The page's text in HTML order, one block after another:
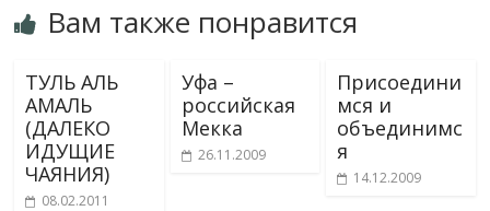
b
o
k
er o
kl
as
s
ni
s
p
p
o
r
R
u
Вам также понравится
ТУЛЬ АЛЬ
АМАЛЬ
(ДАЛЕКО
ИДУЩИЕ
ЧАЯНИЯ)
08.02.2011
Уфа –
российская
Мекка
26.11.2009
Присоедини
мся и
объединимс
я
14.12.2009